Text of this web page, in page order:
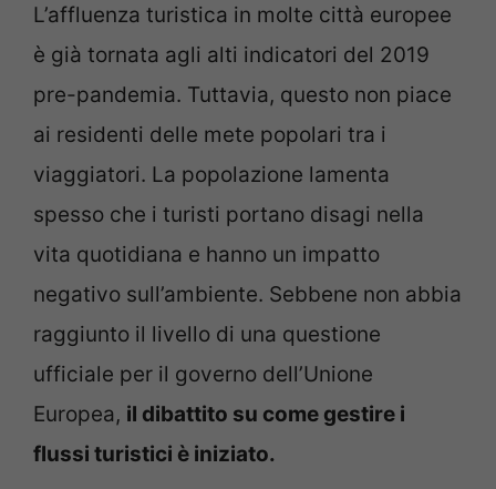
L’affluenza turistica in molte città europee
è già tornata agli alti indicatori del 2019
pre-pandemia. Tuttavia, questo non piace
ai residenti delle mete popolari tra i
viaggiatori. La popolazione lamenta
spesso che i turisti portano disagi nella
vita quotidiana e hanno un impatto
negativo sull’ambiente. Sebbene non abbia
raggiunto il livello di una questione
ufficiale per il governo dell’Unione
Europea, il dibattito su come gestire i
flussi turistici è iniziato.